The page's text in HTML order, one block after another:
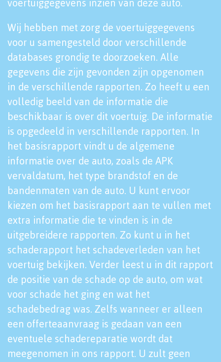
voertuiggegevens inzien van deze auto.
Wij hebben met zorg de voertuiggegevens
voor u samengesteld door verschillende
databases grondig te doorzoeken. Alle
gegevens die zijn gevonden zijn opgenomen
in de verschillende rapporten. Zo heeft u een
volledig beeld van de informatie die
beschikbaar is over dit voertuig. De informatie
is opgedeeld in verschillende rapporten. In
het basisrapport vindt u de algemene
informatie over de auto, zoals de APK
vervaldatum, het type brandstof en de
bandenmaten van de auto. U kunt ervoor
kiezen om het basisrapport aan te vullen met
extra informatie die te vinden is in de
uitgebreidere rapporten. Zo kunt u in het
schaderapport het schadeverleden van het
voertuig bekijken. Verder leest u in dit rapport
de positie van de schade op de auto, om wat
voor schade het ging en wat het
schadebedrag was. Zelfs wanneer er alleen
een offerteaanvraag is gedaan van een
eventuele schadereparatie wordt dat
meegenomen in ons rapport. U zult geen